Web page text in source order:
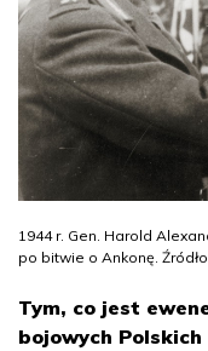
1944 r. Gen. Harold
po bitwie o Ankonę.
Tym, co jest
bojowych Polskich